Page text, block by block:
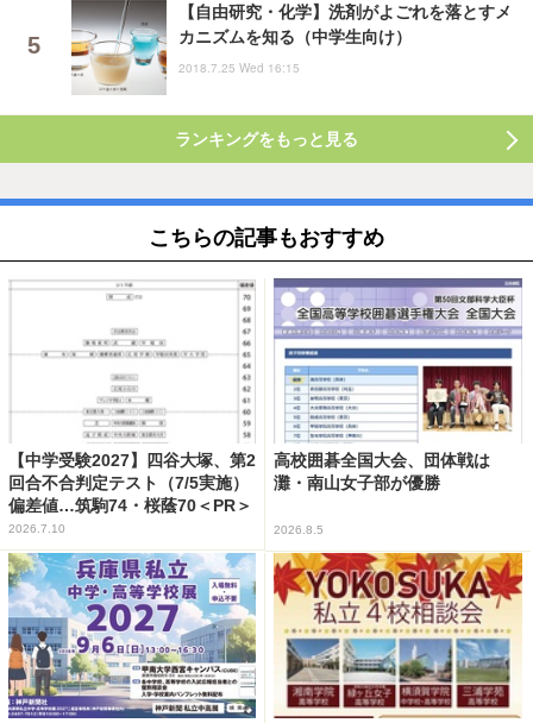
【自由研究・化学】洗剤がよごれを落とすメ
カニズムを知る（中学生向け）
2018.7.25 Wed 16:15
ランキングをもっと見る
こちらの記事もおすすめ
【中学受験2027】四谷大塚、第2
回合不合判定テスト（7/5実施）
偏差値…筑駒74・桜蔭70＜PR＞
2026.7.10
高校囲碁全国大会、団体戦は
灘・南山女子部が優勝
2026.8.5